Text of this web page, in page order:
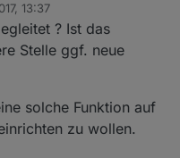
13:37
? Ist das
Stelle ggf. neue
solche Funktion auf
zu wollen.